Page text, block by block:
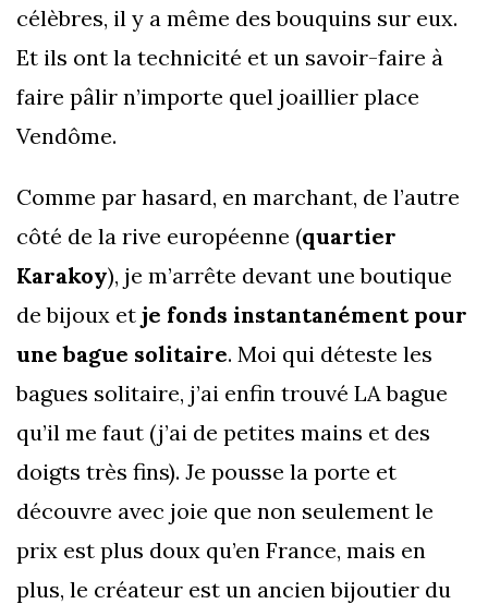
célèbres, il y a même des bouquins sur eux.
Et ils ont la technicité et un savoir-faire à
faire pâlir n’importe quel joaillier place
Vendôme.
Comme par hasard, en marchant, de l’autre
côté de la rive européenne (quartier
Karakoy), je m’arrête devant une boutique
de bijoux et je fonds instantanément pour
une bague solitaire. Moi qui déteste les
bagues solitaire, j’ai enfin trouvé LA bague
qu’il me faut (j’ai de petites mains et des
doigts très fins). Je pousse la porte et
découvre avec joie que non seulement le
prix est plus doux qu’en France, mais en
plus, le créateur est un ancien bijoutier du